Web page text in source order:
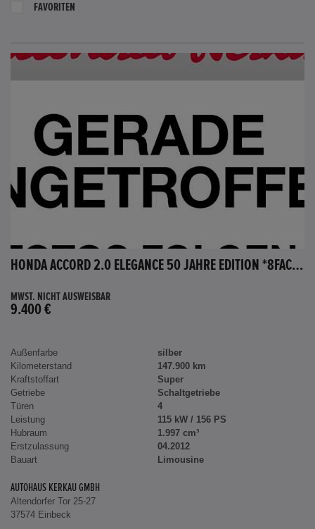
FAVORITEN
HONDA ACCORD 2.0 ELEGANCE 50 JAHRE EDITION *8FACH BEREIFT*
MWST. NICHT AUSWEISBAR
9.400 €
Außenfarbe
silber
Kilometerstand
147.900 km
Kraftstoffart
Super
Getriebe
Schaltgetriebe
Türen
4
Leistung
115 kW / 156 PS
Hubraum
1.997 cm³
Erstzulassung
04.2012
Bauart
Limousine
AUTOHAUS KERKAU GMBH
Altendorfer Tor 25-27
37574 Einbeck